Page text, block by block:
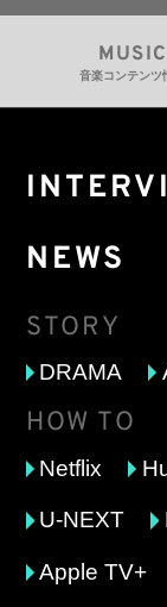
MUSIC
音楽コンテンツ
NEWS
STORY
DRAMA
HOW TO
Netflix
U-NEXT
Apple TV+